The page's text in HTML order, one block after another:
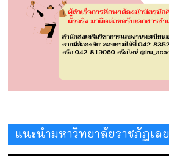
แนะนำมหาวิทยาลัยราชภัฏเลย